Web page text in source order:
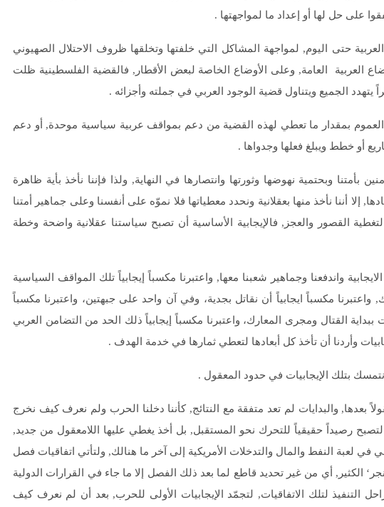
على حل لها أو إعداد ما لمواجهتها .
حتى اليوم, لمواجهة المشاكل التي خلفتها وتخلقها ظروف الاحتلال الصهيوني
العربية العامة, وعلى الأوضاع الخاصة لبعض الأقطار, فالقضية الفلسطينية ظلت
الجميع ويتناول قضية الوجود العربي في جملته وأجزائه .
العموم بمقدار ما تعطي لهذه القضية من دعم بمواقف عربية سياسية موحدة, أو دعم
أو خطط ويبلغ فعلها وجدواها .
وبحتمية نهوضها وثورتها وانتصارها في النهاية, ولذا فإننا نأخذ بأية ظاهرة
إلا أننا نأخذ منها بعقلانية ونحدد معطياتها فلا نموّه على أنفسنا وعلى جماهير أمتنا
القصور والعجز, فالإيجابية الأساسية أن تصبح سياستنا عقلانية واضحة وخطة
واندفعنا وجماهير شعبنا معها, واعتبرنا مكسباً إيجابياً تلك المواقف السياسية
واعتبرنا مكسباً ايجابياً أن نقاتل بجدية، وفي آن واحد على جبهتين، واعتبرنا مكسباً
ببداية القتال ومجرى المعارك، واعتبرنا مكسباً إيجابياً ذلك الحد من التضامن العربي
وأردنا أن تأخذ كل أبعادها لتعطي ثمارها في خدمة الهدف .
بتلك الإيجابيات في حدود المعقول .
والبدايات لم تعد متفقة مع النتائج, كأننا دخلنا الحرب ولم نعرف كيف نخرج
لتصبح رصيداً حقيقياً للتحرك نحو المستقبل, بل أخذ يغطي عليها اللامعقول من جديد,
في لعبة النفط والمال والتدخلات الأمريكية إلى آخر ما هنالك, ولتأتي اتفاقيات فصل
الكثير, أي من غير تحديد قاطع لما بعد ذلك الفصل إلا ما جاء في القرارات الدولية
التنفيذ لتلك الاتفاقيات, لتجمّد الإيجابيات الأولى للحرب, بعد أن لم نعرف كيف